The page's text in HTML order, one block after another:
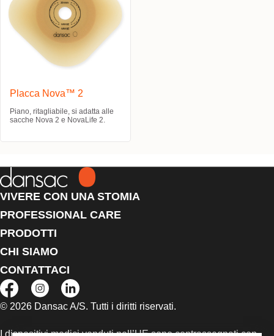
Placca Nova™ 2
Piano, ritagliabile, si adatta alle
sacche Nova 2 e NovaLife 2.
VIVERE CON UNA STOMIA
PROFESSIONAL CARE
PRODOTTI
CHI SIAMO
CONTATTACI
© 2026 Dansac A/S. Tutti i diritti riservati.
I dispositivi medici venduti nell’UE sono contrassegnati con